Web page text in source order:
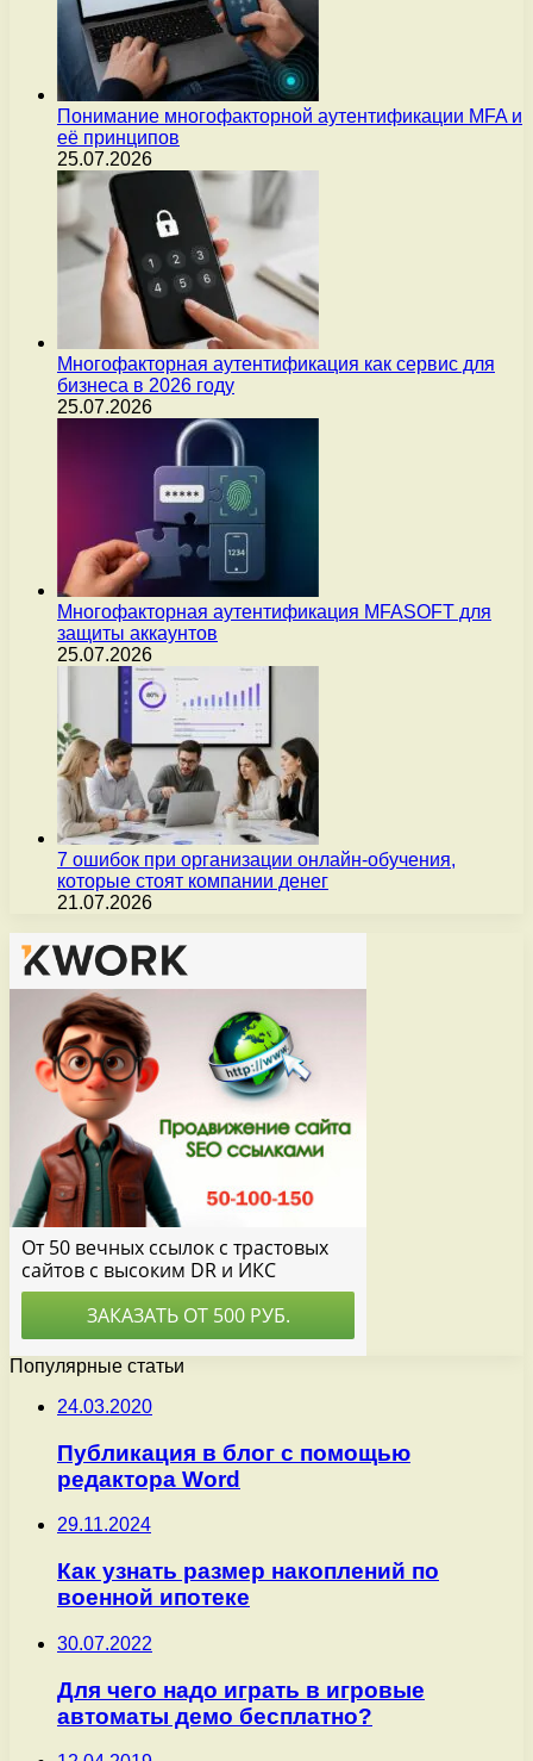
Понимание многофакторной аутентификации MFA и
её принципов
25.07.2026
Многофакторная аутентификация как сервис для
бизнеса в 2026 году
25.07.2026
Многофакторная аутентификация MFASOFT для
защиты аккаунтов
25.07.2026
7 ошибок при организации онлайн-обучения,
которые стоят компании денег
21.07.2026
Популярные статьи
24.03.2020
Публикация в блог с помощью
редактора Word
29.11.2024
Как узнать размер накоплений по
военной ипотеке
30.07.2022
Для чего надо играть в игровые
автоматы демо бесплатно?